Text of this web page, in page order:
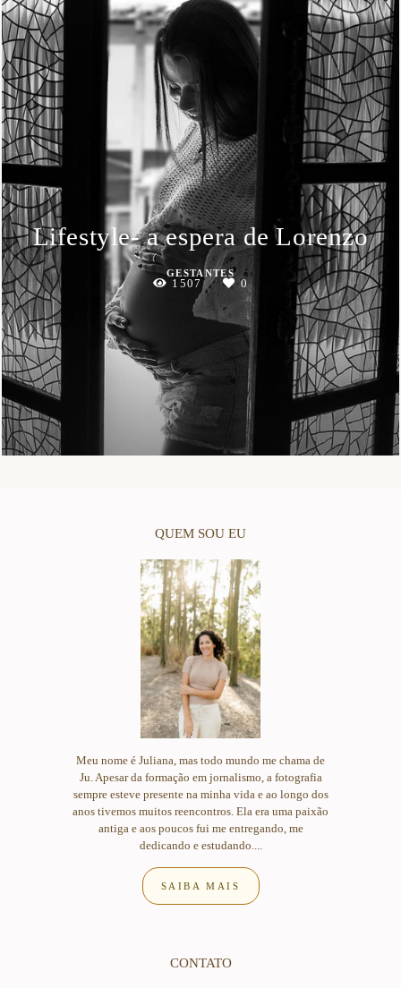
Lifestyle- a espera de Lorenzo
GESTANTES
1507 0
QUEM SOU EU
Meu nome é Juliana, mas todo mundo me chama de
Ju. Apesar da formação em jornalismo, a fotografia
sempre esteve presente na minha vida e ao longo dos
anos tivemos muitos reencontros. Ela era uma paixão
antiga e aos poucos fui me entregando, me
dedicando e estudando....
SAIBA MAIS
CONTATO